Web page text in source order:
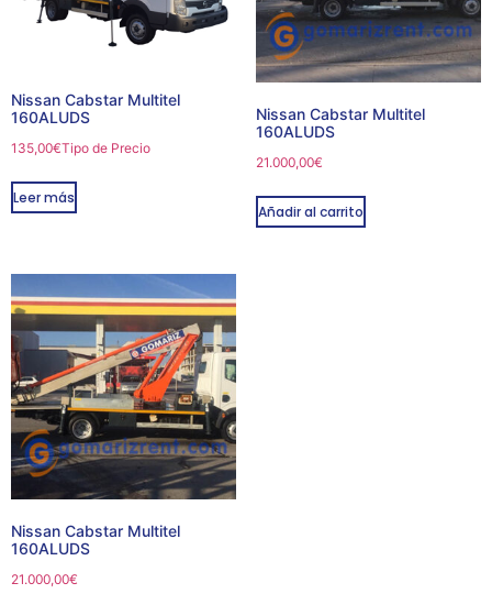
Nissan Cabstar Multitel
160ALUDS
135,00€Tipo de Precio
Leer más
Nissan Cabstar Multitel
160ALUDS
21.000,00€
Añadir al carrito
Nissan Cabstar Multitel
160ALUDS
21.000,00€